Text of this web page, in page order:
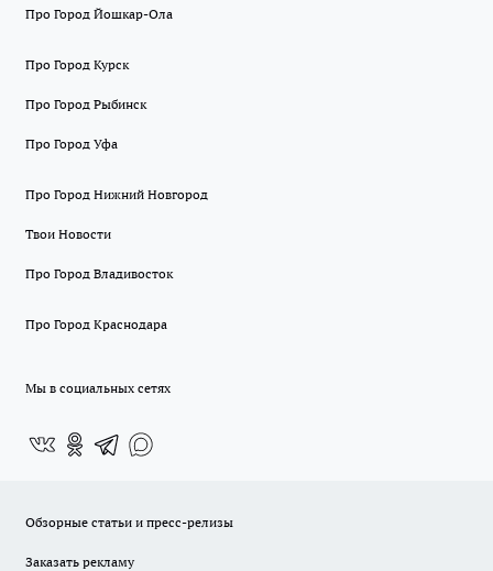
Про Город Йошкар-Ола
Про Город Курск
Про Город Рыбинск
Про Город Уфа
Про Город Нижний Новгород
Твои Новости
Про Город Владивосток
Про Город Краснодара
Мы в социальных сетях
Обзорные статьи и пресс-релизы
Заказать рекламу